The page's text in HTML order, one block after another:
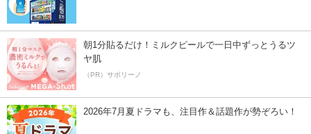
朝1分貼るだけ！ミルクピールで一日中ずっとうるツ
ヤ肌
（PR）サボリーノ
2026年7月夏ドラマも、注目作＆話題作が勢ぞろい！